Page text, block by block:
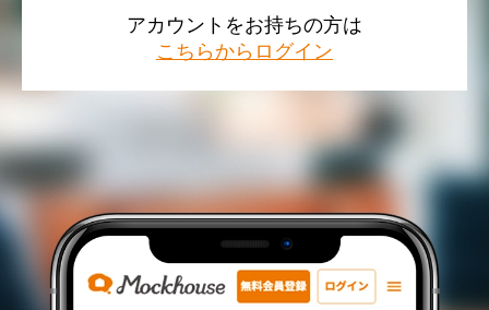
アカウントをお持ちの方は
こちらからログイン